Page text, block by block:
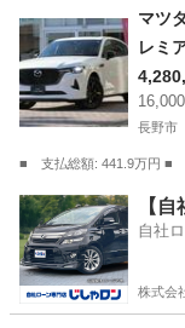
AZ-
マツ
レミ
ーナ
付）
長野市
■ 支払総額: 441.9万円
長野 長野市 マツ
【
自社
株式会